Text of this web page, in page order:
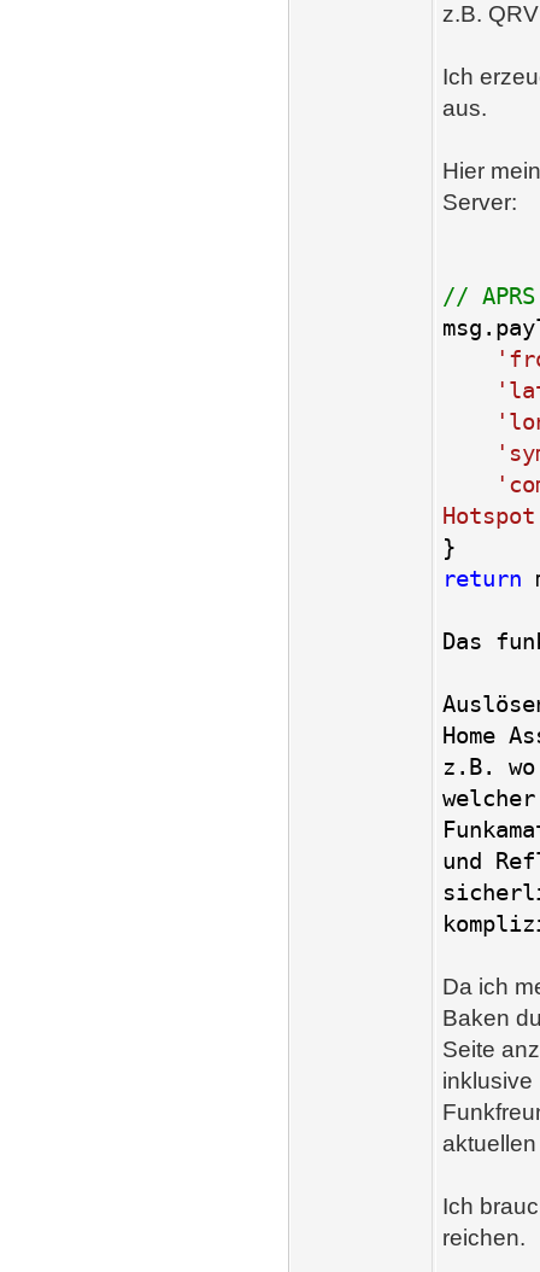
z.B.
Ich
aus.
Hier
Server:
//
}
return
Das
Home
z.B.
und
Da ich
Baken
Seite
inklusive
Ich
reichen.